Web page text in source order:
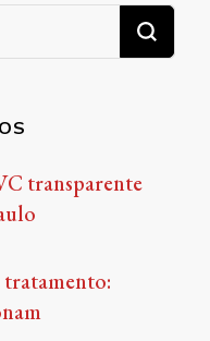
transparente
tratamento: